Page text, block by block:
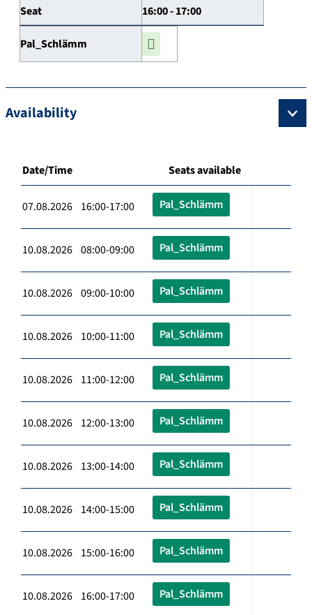
Seat 16:00 - 17:00
Pal_Schlämm
Availability
Date/Time Seats available
07.08.2026 16:00-17:00 Pal_Schlämm
10.08.2026 08:00-09:00 Pal_Schlämm
10.08.2026 09:00-10:00 Pal_Schlämm
10.08.2026 10:00-11:00 Pal_Schlämm
10.08.2026 11:00-12:00 Pal_Schlämm
10.08.2026 12:00-13:00 Pal_Schlämm
10.08.2026 13:00-14:00 Pal_Schlämm
10.08.2026 14:00-15:00 Pal_Schlämm
10.08.2026 15:00-16:00 Pal_Schlämm
10.08.2026 16:00-17:00 Pal_Schlämm